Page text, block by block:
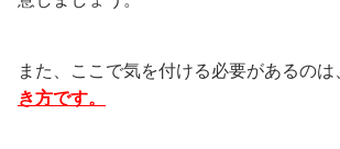
また、ここで気を付ける必要があるのは、
き方です。